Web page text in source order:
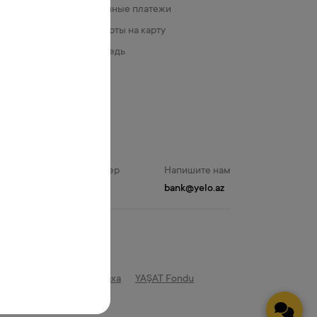
Государственные платежи
Перевод с карты на карту
Онлайн очередь
Контактный номер
Напишите нам
bank@yelo.az
возрождения Карабаха YAŞAT Fondu